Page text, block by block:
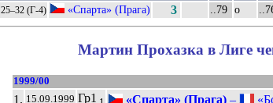
25–32 (Г-4) «Спарта» (Прага) 3 ..79 о
Мартин Прохазка в Лиге
1999/00
1. 15.09.1999 Гр1 «Спарта» (Прага) –